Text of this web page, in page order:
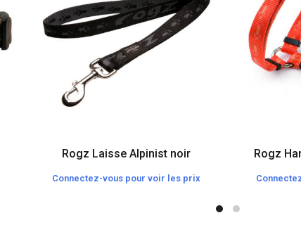
Rogz Laisse Alpinist noir
Connectez-vous pour voir les prix
Rogz